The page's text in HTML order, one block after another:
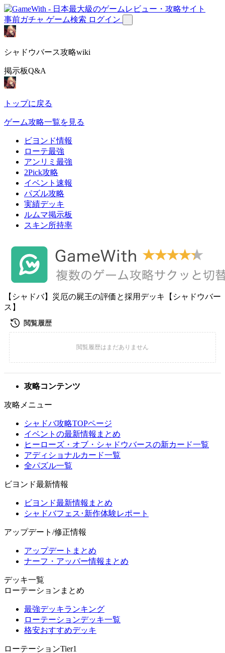
事前ガチャ ゲーム検索 ログイン
シャドウバース攻略wiki
掲示板Q&A
トップに戻る
ゲーム攻略一覧を見る
ビヨンド情報
ローテ最強
アンリミ最強
2Pick攻略
イベント速報
パズル攻略
実績デッキ
ルムマ掲示板
スキン所持率
【シャドバ】災厄の屍王の評価と採用デッキ【シャドウバー
ス】
攻略コンテンツ
攻略メニュー
シャドバ攻略TOPページ
イベントの最新情報まとめ
ヒーローズ・オブ・シャドウバースの新カード一覧
アディショナルカード一覧
全パズル一覧
ビヨンド最新情報
ビヨンド最新情報まとめ
シャドバフェス･新作体験レポート
アップデート/修正情報
アップデートまとめ
ナーフ・アッパー情報まとめ
デッキ一覧
ローテーションまとめ
最強デッキランキング
ローテーションデッキ一覧
格安おすすめデッキ
ローテーションTier1